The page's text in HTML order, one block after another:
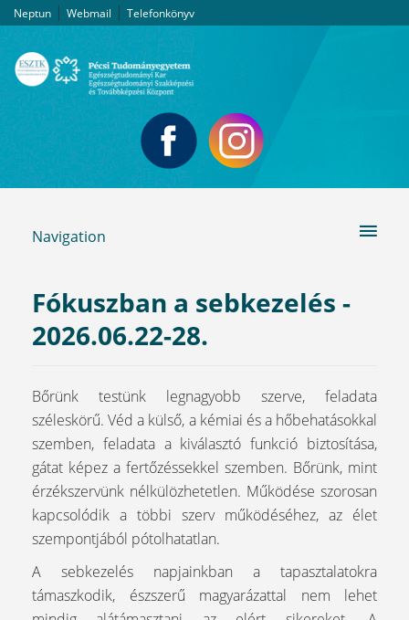
Neptun | Webmail | Telefonkönyv
Navigation
Fókuszban a sebkezelés -
2026.06.22-28.
Bőrünk testünk legnagyobb szerve, feladata
széleskörű. Véd a külső, a kémiai és a hőbehatásokkal
szemben, feladata a kiválasztó funkció biztosítása,
gátat képez a fertőzéssekkel szemben. Bőrünk, mint
érzékszervünk nélkülözhetetlen. Működése szorosan
kapcsolódik a többi szerv működéséhez, az élet
szempontjából pótolhatatlan.
A sebkezelés napjainkban a tapasztalatokra
támaszkodik, észszerű magyarázattal nem lehet